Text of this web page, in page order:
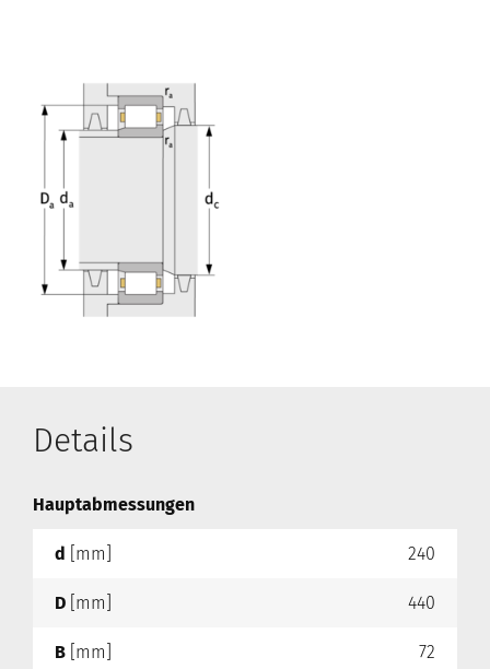
Details
Hauptabmessungen
d [mm] 240
D [mm] 440
B [mm] 72